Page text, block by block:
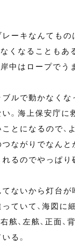
ーキなんてもの
くなることもあ
中はロープでう
ルで動かなくな
。海上保安庁に
とになるので、
ながりでなんと
るのでやっぱり
ないから灯台が
ていて、海図に
舷、左舷、正面、
る。